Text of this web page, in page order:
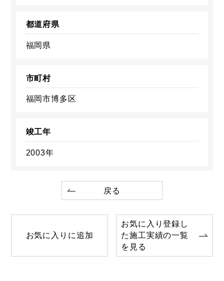
都道府県
福岡県
市町村
福岡市博多区
竣工年
2003年
戻る
お気に入りに追加
お気に入り登録し
た施工実績の一覧
を見る